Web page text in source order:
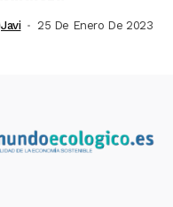
Javi 25 De Enero De 2023